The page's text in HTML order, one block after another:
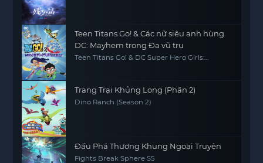
Teen Titans Go! & Các nữ siêu anh hùng
DC: Mayhem trong Đa vũ trụ
Teen Titans Go! & DC Super Hero Girls:
Trang Trại Khủng Long (Phần 2)
Dino Ranch (Season 2)
Đấu Phá Thương Khung Ngoại Truyện
Fights Break Sphere S5